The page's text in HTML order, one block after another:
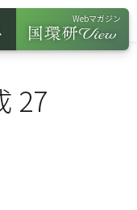
サイト内検索
検索
Webマガジン
（別ウインドウ
27